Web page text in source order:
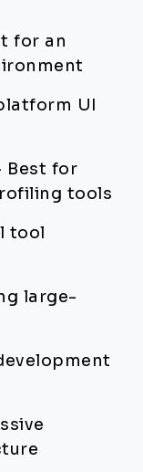
for an
UI
Best for
tools
tool
large-